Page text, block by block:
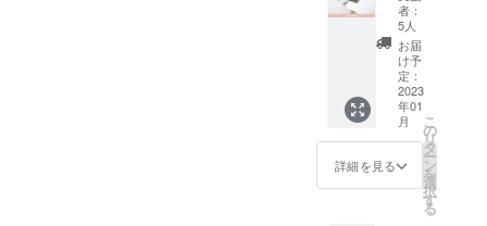
結局お肌の
中がきれい
でないと、
表面に出て
くるお肌も
綺麗ではあ
りません。
プ【洗
フォー
ム】
110g 税
込3,300
6,600円
相当 オ
リジナ
へ発信
するダ
イレク
トメー
ルに毎
度、お
名前/会
社名を
掲載ご
紹介さ
せてい
者：
5人
お届
け予
定：
2023
年01
月
詳細を見る
こ
の
リ
タ
ー
ン
を
選
択
す
る